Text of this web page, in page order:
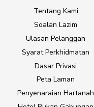
Tentang Kami
Soalan Lazim
Ulasan Pelanggan
Syarat Perkhidmatan
Dasar Privasi
Peta Laman
Penyenaraian Hartanah